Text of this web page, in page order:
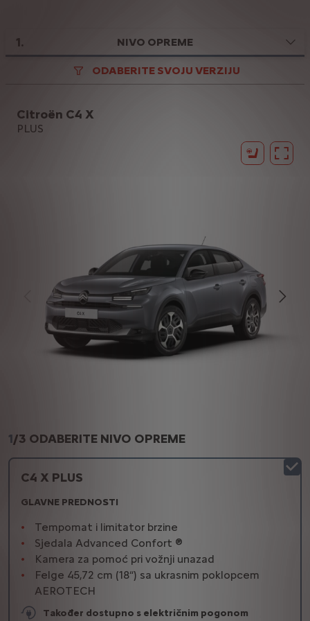
1. NIVO OPREME
ODABERITE SVOJU VERZIJU
Citroën C4 X
PLUS
1/3 ODABERITE NIVO OPREME
C4 X PLUS
GLAVNE PREDNOSTI
Tempomat i limitator brzine
Sjedala Advanced Confort ®
Kamera za pomoć pri vožnji unazad
Felge 45,72 cm (18“) sa ukrasnim poklopcem
AEROTECH
Također dostupno s električnim pogonom